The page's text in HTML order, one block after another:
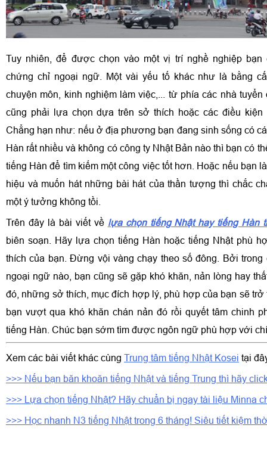
Tuy nhiên, để được chọn vào một vị trí nghề nghiệp bạn
chứng chỉ ngoại ngữ. Một vài yếu tố khác như là bằng
chuyện môn, kinh nghiệm làm việc,... từ phía các nhà tuyển
cũng phải lựa chọn dựa trên sở thích hoặc các điều kiện
Chẳng hạn như: nếu ở địa phương bạn đang sinh sống có
Hàn rất nhiều và không có công ty Nhật Bản nào thì bạn có
tiếng Hàn để tìm kiếm một công việc tốt hơn. Hoặc nếu bạn
hiệu và muốn hát những bài hát của thần tượng thì chắc
một ý tưởng không tồi.
Trên đây là bài viết về lựa chọn tiếng Nhật hay tiếng Hàn
biên soạn. Hãy lựa chọn tiếng Hàn hoặc tiếng Nhật phù
thích của bạn. Đừng vội vàng chạy theo số đông. Bởi trong
ngoại ngữ nào, bạn cũng sẽ gặp khó khăn, nản lòng hay
đó, những sở thích, mục đích hợp lý, phù hợp của bạn sẽ
bạn vượt qua khó khăn chán nản đó rồi quyết tâm chinh
tiếng Hàn. Chúc bạn sớm tìm được ngôn ngữ phù hợp với
Xem các bài viết khác cùng Trung tâm tiếng Nhật Kosei tại
>>> Nếu bạn băn khoăn tiếng Nhật và tiếng Trung thì hãy
>>> Lựa chọn tiếng Nhật? Hãy chuẩn bị ngay tài liệu Minna
>>> Học nhanh N3 tiếng Nhật trong 6 tháng! Siêu tiết kiệm